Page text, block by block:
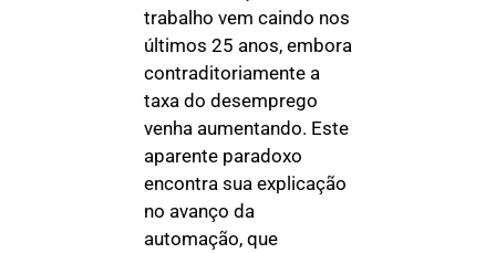
trabalho vem caindo nos
últimos 25 anos, embora
contraditoriamente a
taxa do desemprego
venha aumentando. Este
aparente paradoxo
encontra sua explicação
no avanço da
automação, que